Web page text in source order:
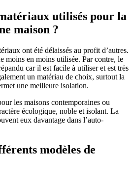
utilisés pour la
maison ?
ont été délaissés au profit d’autres.
moins en moins utilisée. Par contre, le
car il est facile à utiliser et est très
un matériau de choix, surtout la
une meilleure isolation.
les maisons contemporaines ou
écologique, noble et isolant. La
eux davantage dans l’auto-
modèles de